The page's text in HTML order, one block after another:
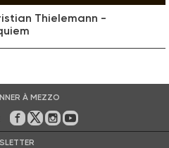
Thielemann -
À MEZZO
Sur Facebook
Sur Twitter
Sur Instagram
Sur Youtube